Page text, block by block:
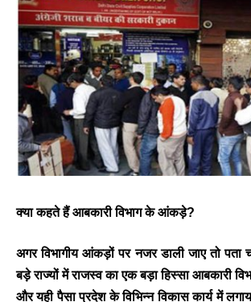
क्या कहते हैं आबकारी विभाग के आंकड़े?
अगर विभागीय आंकड़ों पर नजर डाली जाए तो
बड़े राज्यों में राजस्व का एक बड़ा हिस्सा आबकारी
और यही पैसा प्रदेश के विभिन्न विकास कार्य में